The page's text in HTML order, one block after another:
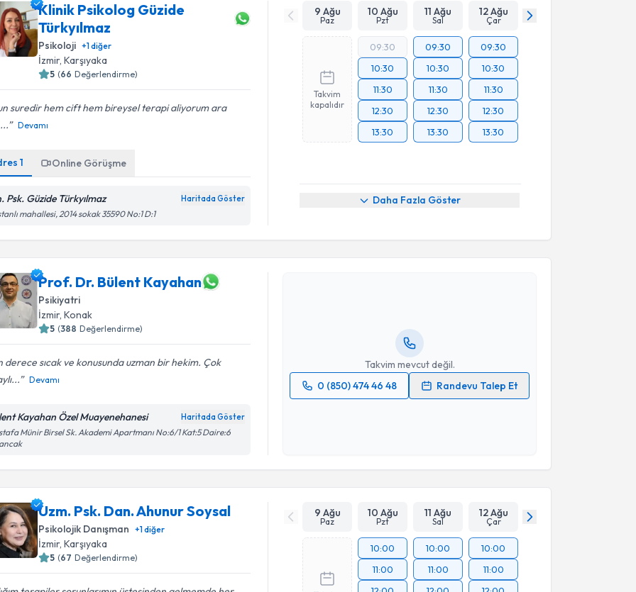
Klinik Psikolog Güzide
Türkyılmaz
Psikoloji +1diğer
İzmir, Karşıyaka
5 (66 Değerlendirme)
suredir hem cift hem bireysel terapi aliyorum ara
Devamı
1 Online Görüşme
Psk. Güzide Türkyılmaz Haritada Göster
mahallesi, 2014 sokak 35590 No:1 D:1
9 Ağu
Paz
10 Ağu
Pzt
11 Ağu
Sal
12 Ağu
Çar
Takvim
kapalıdır
09:30
10:30
11:30
12:30
13:30
09:30
10:30
11:30
12:30
13:30
09:30
10:30
11:30
12:30
13:30
Daha Fazla Göster
Prof. Dr. Bülent Kayahan
Psikiyatri
İzmir, Konak
5 (388 Değerlendirme)
derece sıcak ve konusunda uzman bir hekim. Çok
Devamı
Kayahan Özel Muayenehanesi Haritada Göster
Münir Birsel Sk. Akademi Apartmanı No:6/1 Kat:5 Daire:6
Takvim mevcut değil.
0 (850) 474 46 48
Randevu Talep Et
Uzm. Psk. Dan. Ahunur Soysal
Psikolojik Danışman +1diğer
İzmir, Karşıyaka
5 (67 Değerlendirme)
9 Ağu
Paz
10 Ağu
Pzt
11 Ağu
Sal
12 Ağu
Çar
10:00
11:00
10:00
11:00
10:00
11:00